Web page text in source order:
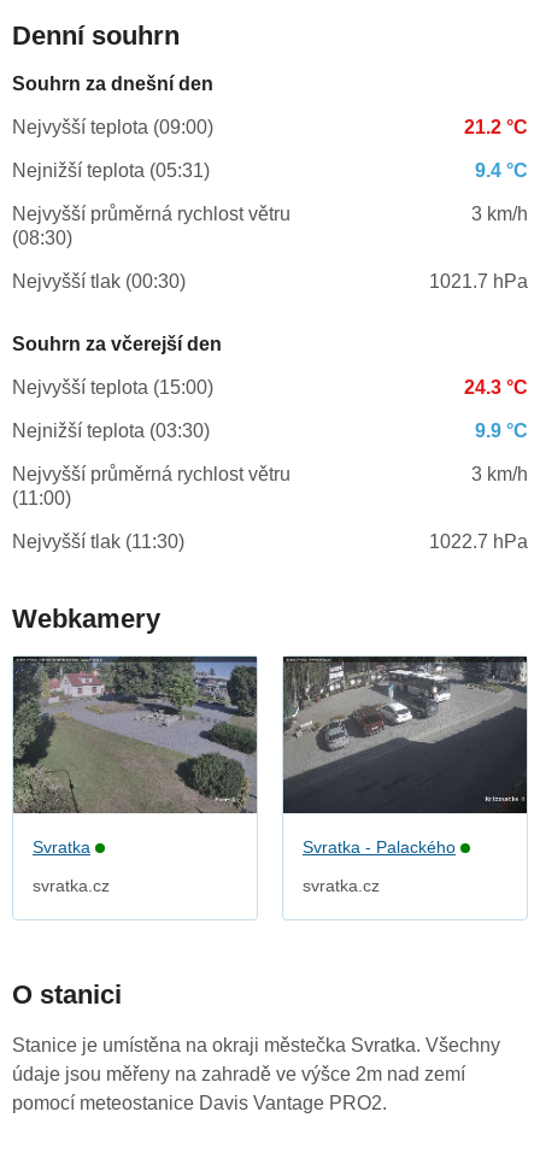
Denní souhrn
Souhrn za dnešní den
Nejvyšší teplota (09:00) 21.2 °C
Nejnižší teplota (05:31) 9.4 °C
Nejvyšší průměrná rychlost větru
(08:30)
3 km/h
Nejvyšší tlak (00:30) 1021.7 hPa
Souhrn za včerejší den
Nejvyšší teplota (15:00) 24.3 °C
Nejnižší teplota (03:30) 9.9 °C
Nejvyšší průměrná rychlost větru
(11:00)
3 km/h
Nejvyšší tlak (11:30) 1022.7 hPa
Webkamery
Svratka
svratka.cz
Svratka - Palackého
svratka.cz
O stanici
Stanice je umístěna na okraji městečka Svratka. Všechny
údaje jsou měřeny na zahradě ve výšce 2m nad zemí
pomocí meteostanice Davis Vantage PRO2.